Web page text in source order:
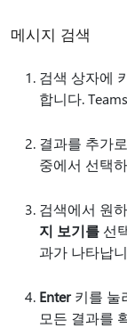
메시지 검색
검색 상자에
합니다.
결과를 추가
중에서 선택
검색에서 원
지 보기를 선
과가 나타납
Enter키를 눌
모든 결과를